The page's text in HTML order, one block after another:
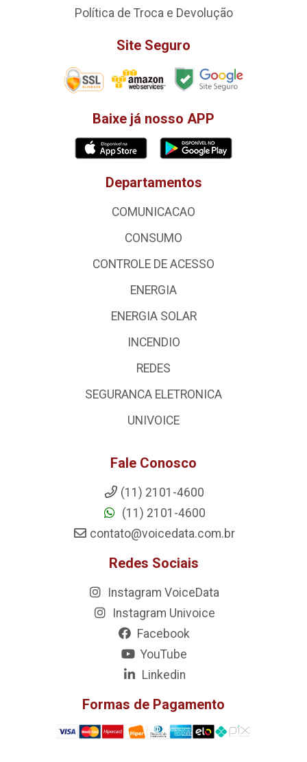
Política de Troca e Devolução
Site Seguro
Baixe já nosso APP
Departamentos
COMUNICACAO
CONSUMO
CONTROLE DE ACESSO
ENERGIA
ENERGIA SOLAR
INCENDIO
REDES
SEGURANCA ELETRONICA
UNIVOICE
Fale Conosco
(11) 2101-4600
(11) 2101-4600
contato@voicedata.com.br
Redes Sociais
Instagram VoiceData
Instagram Univoice
Facebook
YouTube
Linkedin
Formas de Pagamento